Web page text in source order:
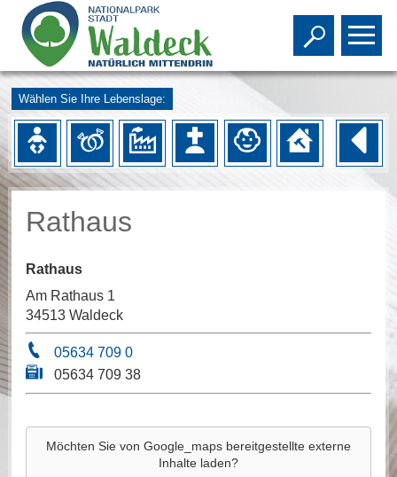
Toggle
Wählen Sie Ihre Lebenslage:
Rathaus
Rathaus
Am Rathaus 1
34513 Waldeck
05634 709 0
05634 709 38
Möchten Sie von Google_mapsbereitgestellte externe
Inhalte laden?